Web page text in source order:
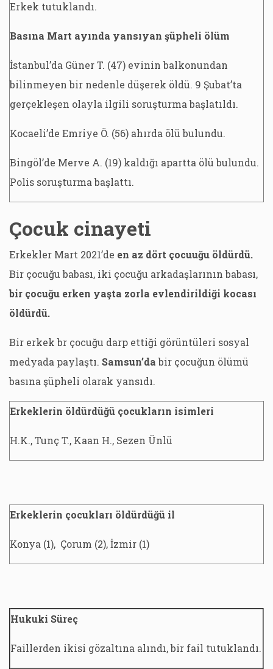
Erkek tutuklandı.
Basına Mart ayında yansıyan şüpheli ölüm
İstanbul’da Güner T. (47) evinin balkonundan
bilinmeyen bir nedenle düşerek öldü. 9 Şubat’ta
gerçekleşen olayla ilgili soruşturma başlatıldı.
Kocaeli’de Emriye Ö. (56) ahırda ölü bulundu.
Bingöl’de Merve A. (19) kaldığı apartta ölü bulundu.
Polis soruşturma başlattı.
Çocuk cinayeti
Erkekler Mart 2021’de en az dört çocuuğu öldürdü.
Bir çocuğu babası, iki çocuğu arkadaşlarının babası,
bir çocuğu erken yaşta zorla evlendirildiği kocası
öldürdü.
Bir erkek br çocuğu darp ettiği görüntüleri sosyal
medyada paylaştı. Samsun’dabir çocuğun ölümü
basına şüpheli olarak yansıdı.
Erkeklerin öldürdüğü çocukların isimleri
H.K., Tunç T., Kaan H., Sezen Ünlü
Erkeklerin çocukları öldürdüğü il
Konya (1), Çorum (2), İzmir (1)
Hukuki Süreç
Faillerden ikisi gözaltına alındı, bir fail tutuklandı.